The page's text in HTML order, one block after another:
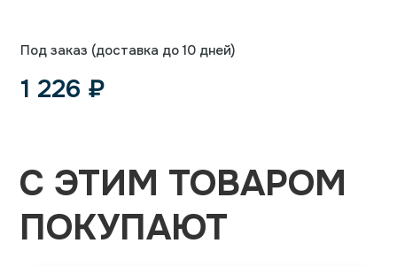
Под заказ (доставка до 10 дней)
1 226 ₽
С ЭТИМ ТОВАРОМ
ПОКУПАЮТ